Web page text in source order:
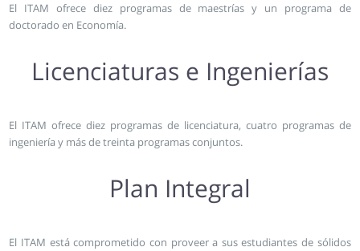
El ITAM ofrece diez programas de maestrías y un programa de
doctorado en Economía.
Licenciaturas e Ingenierías
El ITAM ofrece diez programas de licenciatura, cuatro programas de
ingeniería y más de treinta programas conjuntos.
Plan Integral
El ITAM está comprometido con proveer a sus estudiantes de sólidos